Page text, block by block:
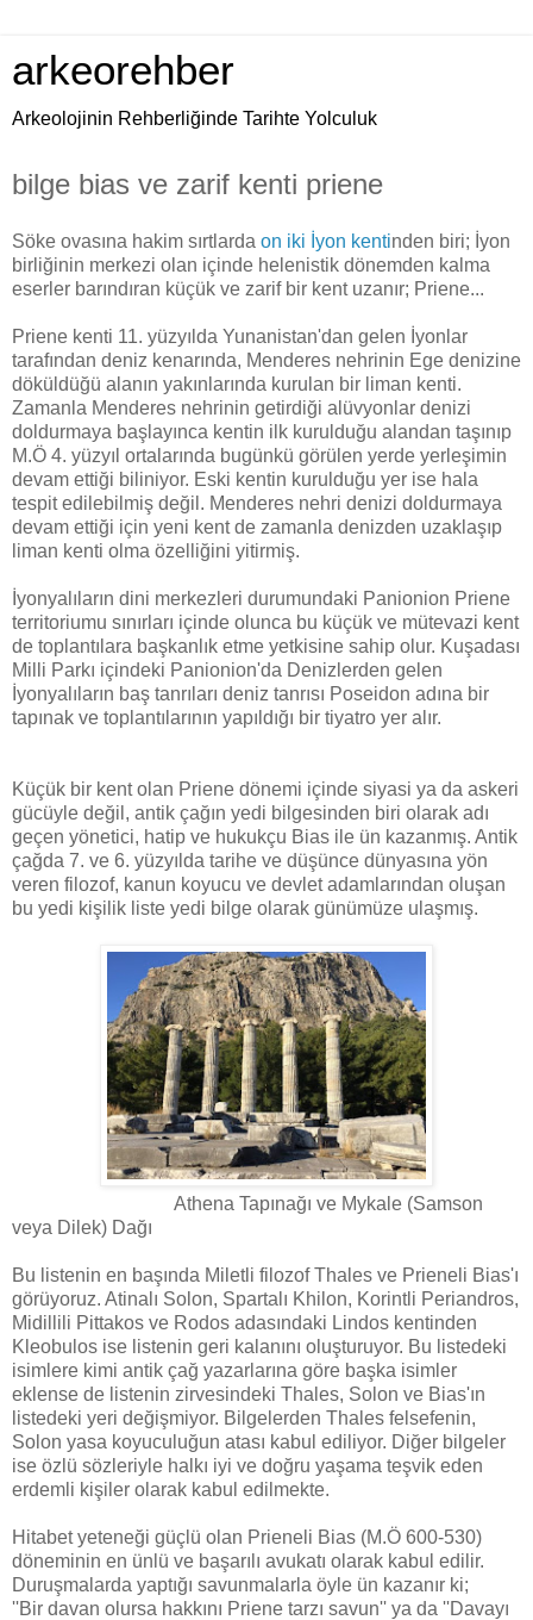
arkeorehber
Arkeolojinin Rehberliğinde Tarihte Yolculuk
bilge bias ve zarif kenti priene
Söke ovasına hakim sırtlarda on iki İyon kentinden biri; İyon
birliğinin merkezi olan içinde helenistik dönemden kalma
eserler barındıran küçük ve zarif bir kent uzanır; Priene...
Priene kenti 11. yüzyılda Yunanistan'dan gelen İyonlar
tarafından deniz kenarında, Menderes nehrinin Ege denizine
döküldüğü alanın yakınlarında kurulan bir liman kenti.
Zamanla Menderes nehrinin getirdiği alüvyonlar denizi
doldurmaya başlayınca kentin ilk kurulduğu alandan taşınıp
M.Ö 4. yüzyıl ortalarında bugünkü görülen yerde yerleşimin
devam ettiği biliniyor. Eski kentin kurulduğu yer ise hala
tespit edilebilmiş değil. Menderes nehri denizi doldurmaya
devam ettiği için yeni kent de zamanla denizden uzaklaşıp
liman kenti olma özelliğini yitirmiş.
İyonyalıların dini merkezleri durumundaki Panionion Priene
territoriumu sınırları içinde olunca bu küçük ve mütevazi kent
de toplantılara başkanlık etme yetkisine sahip olur. Kuşadası
Milli Parkı içindeki Panionion'da Denizlerden gelen
İyonyalıların baş tanrıları deniz tanrısı Poseidon adına bir
tapınak ve toplantılarının yapıldığı bir tiyatro yer alır.
Küçük bir kent olan Priene dönemi içinde siyasi ya da askeri
gücüyle değil, antik çağın yedi bilgesinden biri olarak adı
geçen yönetici, hatip ve hukukçu Bias ile ün kazanmış. Antik
çağda 7. ve 6. yüzyılda tarihe ve düşünce dünyasına yön
veren filozof, kanun koyucu ve devlet adamlarından oluşan
bu yedi kişilik liste yedi bilge olarak günümüze ulaşmış.
Athena Tapınağı ve Mykale (Samson
veya Dilek) Dağı
Bu listenin en başında Miletli filozof Thales ve Prieneli Bias'ı
görüyoruz. Atinalı Solon, Spartalı Khilon, Korintli Periandros,
Midillili Pittakos ve Rodos adasındaki Lindos kentinden
Kleobulos ise listenin geri kalanını oluşturuyor. Bu listedeki
isimlere kimi antik çağ yazarlarına göre başka isimler
eklense de listenin zirvesindeki Thales, Solon ve Bias'ın
listedeki yeri değişmiyor. Bilgelerden Thales felsefenin,
Solon yasa koyuculuğun atası kabul ediliyor. Diğer bilgeler
ise özlü sözleriyle halkı iyi ve doğru yaşama teşvik eden
erdemli kişiler olarak kabul edilmekte.
Hitabet yeteneği güçlü olan Prieneli Bias (M.Ö 600-530)
döneminin en ünlü ve başarılı avukatı olarak kabul edilir.
Duruşmalarda yaptığı savunmalarla öyle ün kazanır ki;
''Bir davan olursa hakkını Priene tarzı savun'' ya da ''Davayı